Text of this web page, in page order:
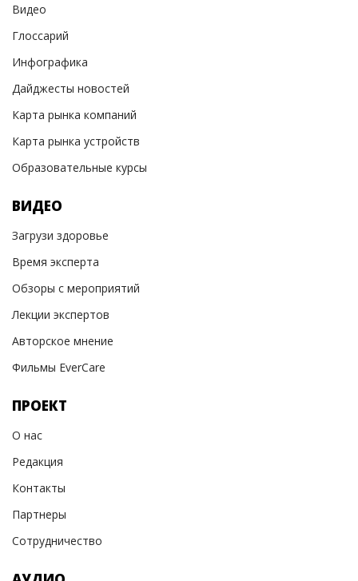
Видео
Глоссарий
Инфографика
Дайджесты новостей
Карта рынка компаний
Карта рынка устройств
Образовательные курсы
ВИДЕО
Загрузи здоровье
Время эксперта
Обзоры с мероприятий
Лекции экспертов
Авторское мнение
Фильмы EverCare
ПРОЕКТ
О нас
Редакция
Контакты
Партнеры
Сотрудничество